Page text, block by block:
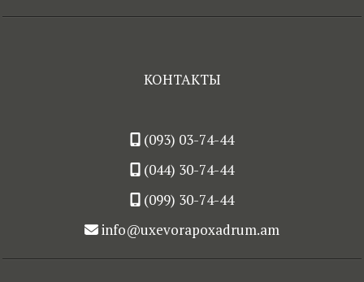
КОНТАКТЫ
(093) 03-74-44
(044) 30-74-44
(099) 30-74-44
info@uxevorapoxadrum.am